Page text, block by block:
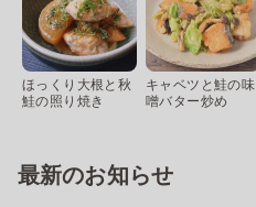
ほっくり大根と秋
鮭の照り焼き
キャベツと鮭の味
噌バター炒め
最新のお知らせ